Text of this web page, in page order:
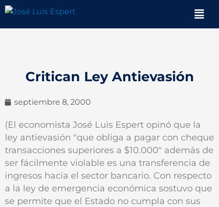
contenido
Critican Ley Antievasión
septiembre 8, 2000
(El economista José Luis Espert opinó que la
ley antievasión "que obliga a pagar con cheque
transacciones superiores a $10.000" además de
ser fácilmente violable es una transferencia de
ingresos hacia el sector bancario. Con respecto
a la ley de emergencia económica sostuvo que
se permite que el Estado no cumpla con sus